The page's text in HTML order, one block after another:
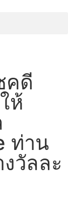
คดี​
ห้
ท่าน
วัลละ​